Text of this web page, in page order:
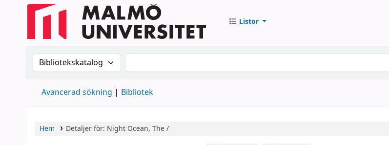
Listor
Sök i katalogen efter:Sök i katalogen
Avancerad sökning Bibliotek
Hem Detaljer för: Night Ocean, The /